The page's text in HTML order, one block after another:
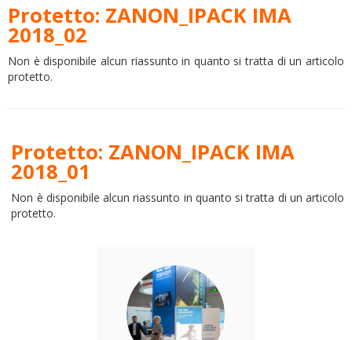
Protetto: ZANON_IPACK IMA
2018_02
Non è disponibile alcun riassunto in quanto si tratta di un articolo
protetto.
Protetto: ZANON_IPACK IMA
2018_01
Non è disponibile alcun riassunto in quanto si tratta di un articolo
protetto.